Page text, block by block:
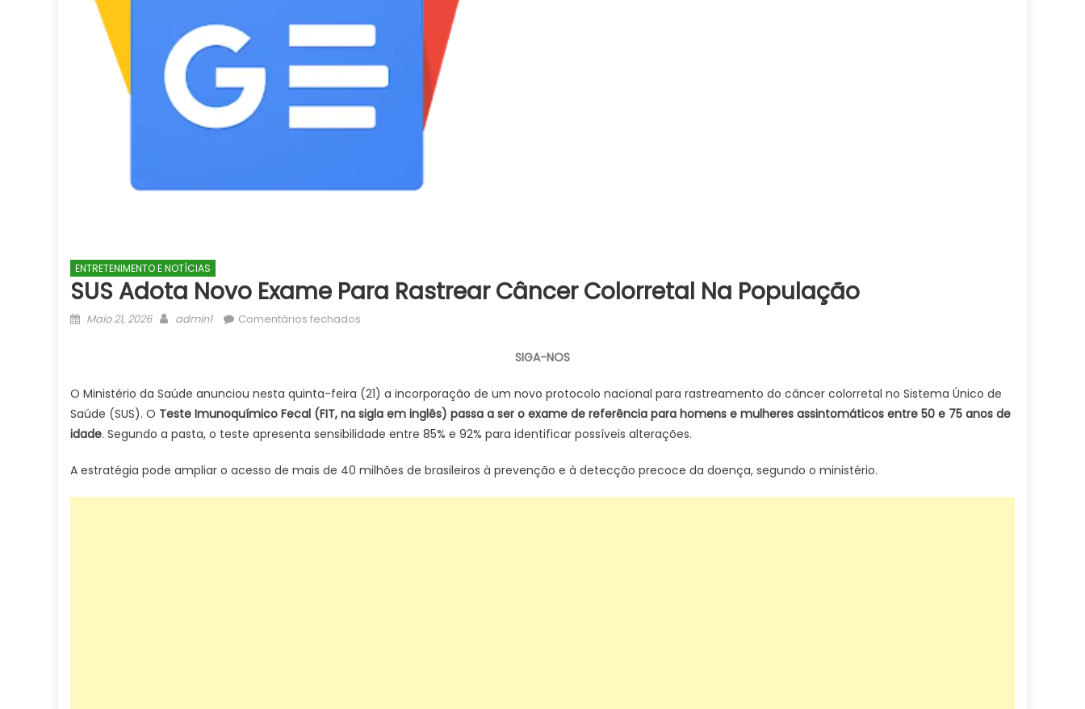
ENTRETENIMENTO E NOTÍCIAS
SUS Adota Novo Exame Para Rastrear Câncer Colorretal Na População
Posted
Maio 21, 2026 Author
admin1 Comentários fechados
exame
para
rastrear
colorretal
SIGA-NOS
O Ministério da Saúde anunciou nesta quinta-feira (21) a incorporação de um novo protocolo nacional para rastreamento do câncer colorretal no Sistema Único de
Saúde (SUS). O Teste Imunoquímico Fecal (FIT, na sigla em inglês) passa a ser o exame de referência para homens e mulheres assintomáticos entre 50 e 75 anos de
idade. Segundo a pasta, o teste apresenta sensibilidade entre 85% e 92% para identificar possíveis alterações.
A estratégia pode ampliar o acesso de mais de 40 milhões de brasileiros à prevenção e à detecção precoce da doença, segundo o ministério.